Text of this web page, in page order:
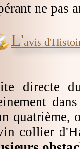
ne pas
L'avis
directe
quatrième,
collier